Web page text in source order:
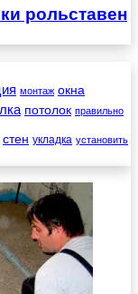
рольставен
монтаж окна
потолок правильно
стен укладка установить